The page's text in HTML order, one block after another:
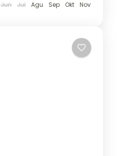
Jun Jul Agu Sep Okt
Nov